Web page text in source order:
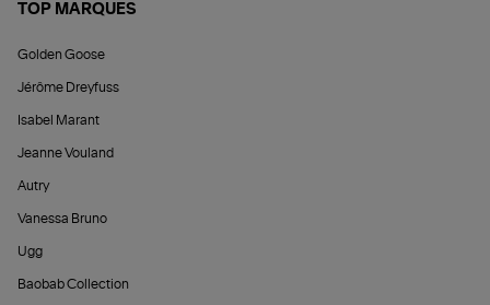
TOP MARQUES
Golden Goose
Jérôme Dreyfuss
Isabel Marant
Jeanne Vouland
Autry
Vanessa Bruno
Ugg
Baobab Collection